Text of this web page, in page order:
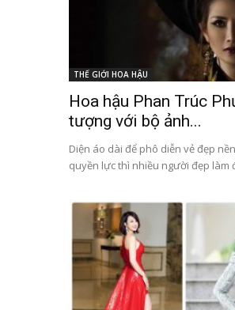
THẾ GIỚI HOA HẬU
Hoa hậu Phan Trúc
tượng với bộ ảnh...
Diện áo dài để phô diễn vẻ đẹp
quyền lực thì nhiều người đẹp làm